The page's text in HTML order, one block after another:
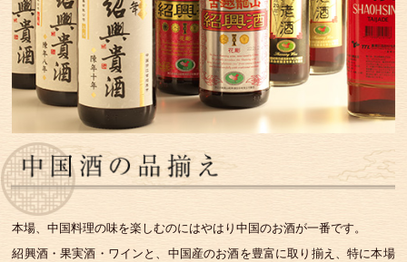
本場、中国料理の味を楽しむのにはやはり中国のお酒が一番です。
紹興酒・果実酒・ワインと、中国産のお酒を豊富に取り揃え、特に本場